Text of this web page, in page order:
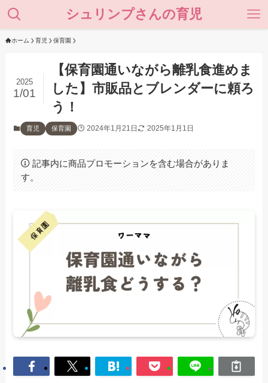
シュリンプさんの育児
ホーム 育児 保育園
【保育園通いながら離乳食進めま
した】市販品とブレンダーに頼ろ
う！
2025
1/01
育児 保育園 2024年1月21日 2025年1月1日
記事内に商品プロモーションを含む場合がありま
す。